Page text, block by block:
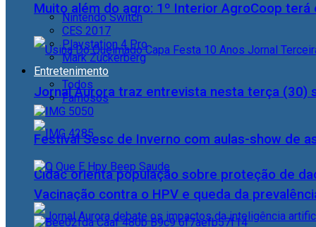
Muito além do agro: 1º Interior AgroCoop
Jornal Aurora traz entrevista nesta terça (30)
Cidac orienta população sobre proteção de
Nintendo Switch
CES 2017
Playstation 4 Pro
Mark Zuckerberg
Entretenimento
Todos
Famosos
Festival Sesc de Inverno com aulas-show de
Vacinação contra o HPV e queda da